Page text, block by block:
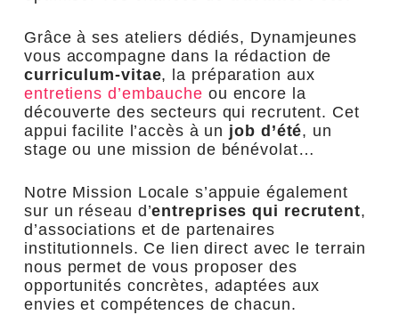
Grâce à ses ateliers dédiés, Dynamjeunes
vous accompagne dans la rédaction de
curriculum-vitae, la préparation aux
entretiens d’embauche ou encore la
découverte des secteurs qui recrutent. Cet
appui facilite l’accès à un job d’été, un
stage ou une mission de bénévolat…
Notre Mission Locale s’appuie également
sur un réseau d’entreprises qui recrutent,
d’associations et de partenaires
institutionnels. Ce lien direct avec le terrain
nous permet de vous proposer des
opportunités concrètes, adaptées aux
envies et compétences de chacun.